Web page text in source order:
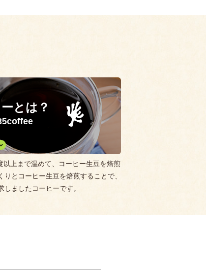
とは？
上まで温めて、コーヒー生豆を焙煎
とコーヒー生豆を焙煎することで、
ましたコーヒーです。